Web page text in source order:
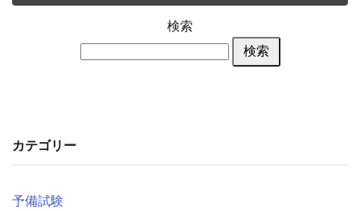
検索
検索
カテゴリー
予備試験